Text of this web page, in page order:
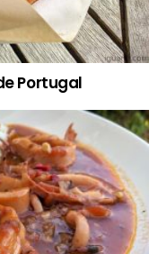
Portugal